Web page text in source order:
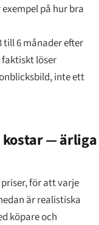
på hur bra
6 månader efter
löser
inte ett
kostar — ärliga
för att varje
är realistiska
köpare och